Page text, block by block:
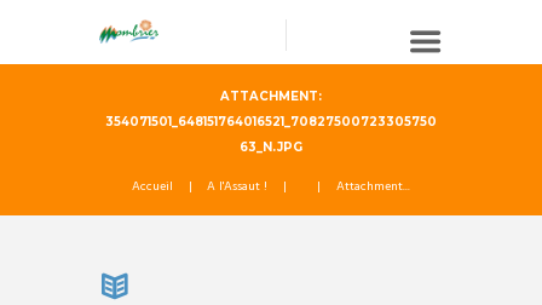
ATTACHMENT:
354071501_648151764016521_70827500723305750
63_N.JPG
Accueil A l'Assaut ! Attachment...